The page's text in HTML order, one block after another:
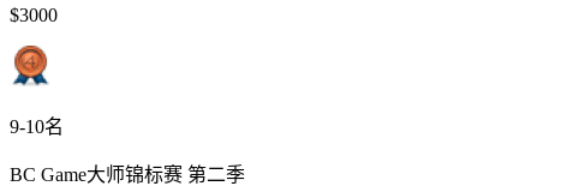
$3000
9-10名
BC Game大师锦标赛 第二季